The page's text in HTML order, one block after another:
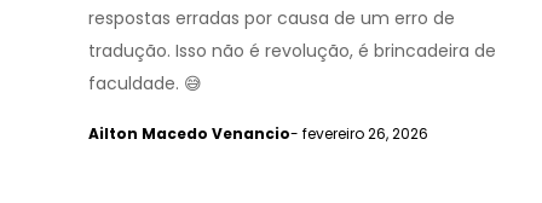
respostas erradas por causa de um erro de
tradução. Isso não é revolução, é brincadeira de
faculdade. 😅
Ailton Macedo Venancio- fevereiro 26, 2026